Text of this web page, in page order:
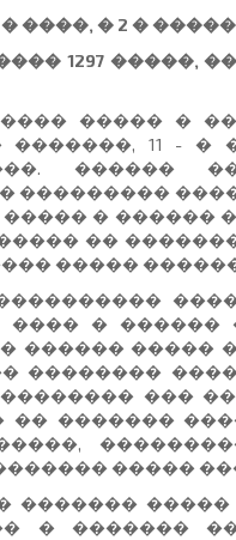
����, � 2 �
1297 �����,
����� �
�������, 11 -
������
���������
� ������
��
�����
���� � ������
� ������
��������
���
�� �������
�����
�������
� �������